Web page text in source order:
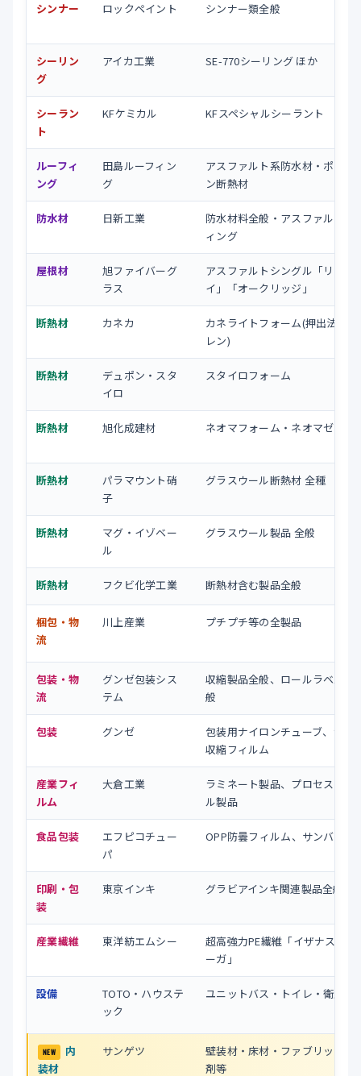
シンナー ロックペイント シンナー類全般
シーリン
グ
アイカ工業 SE-770シーリング ほか
シーラン
ト
KFケミカル KFスペシャルシーラント
ルーフィ
ング
田島ルーフィン
グ
アスファルト系防水材・ポリス
ン断熱材
防水材 日新工業
防水材料全般・アスファルトル
ィング
屋根材
旭ファイバーグ
ラス
アスファルトシングル「リッジ
イ」「オークリッジ」
断熱材 カネカ
カネライトフォーム(押出法ポ
レン)
断熱材
デュポン・スタ
イロ
スタイロフォーム
断熱材 旭化成建材 ネオマフォーム・ネオマゼウス
断熱材
パラマウント硝
子
グラスウール断熱材 全種
断熱材
マグ・イゾベー
ル
グラスウール製品 全般
断熱材 フクビ化学工業 断熱材含む製品全般
梱包・物
流
川上産業 プチプチ等の全製品
包装・物
流
グンゼ包装シス
テム
収縮製品全般、ロールラベル製
般
包装 グンゼ
包装用ナイロンチューブ、ラベ
収縮フィルム
産業フィ
ルム
大倉工業
ラミネート製品、プロセスマテ
ル製品
食品包装
エフピコチュー
パ
OPP防曇フィルム、サンバッグ
印刷・包
装
東京インキ グラビアインキ関連製品全般
産業繊維 東洋紡エムシー
超高強力PE繊維「イザナス」「
ーガ」
設備
TOTO・ハウステ
ック
ユニットバス・トイレ・衛生陶
内
装材
サンゲツ
壁装材・床材・ファブリック・
剤等